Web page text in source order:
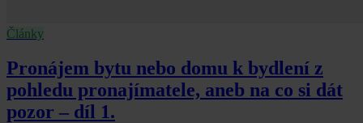
Články
Pronájem bytu nebo domu k bydlení z
pohledu pronajímatele, aneb na co si dát
pozor – díl 1.